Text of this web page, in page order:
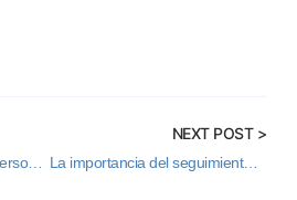
¿Por qué cada vez más personas buscan perder peso sin pastillas ni soluciones milagro?
NEXT POST >
La importancia del seguimiento en un proceso de adelgazamiento eficaz y duradero